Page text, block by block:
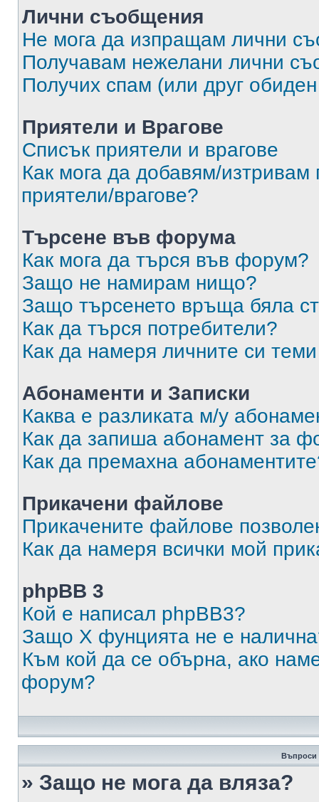
Лични съобщения
Не мога да изпращам лични
Получавам нежелани лични
Получих спам (или друг
Приятели и Врагове
Списък приятели и врагове
Как мога да добавям/изтривам
приятели/врагове?
Търсене във форума
Как мога да търся във форум?
Защо не намирам нищо?
Защо търсенето връща бяла
Как да търся потребители?
Как да намеря личните си
Абонаменти и Записки
Каква е разликата м/у
Как да запиша абонамент за
Как да премахна
Прикачени файлове
Прикачените файлове
Как да намеря всички мой
phpBB 3
Кой е написал phpBB3?
Защо X фунцията не е
Към кой да се обърна, ако
форум?
Въпроси
» Защо не мога да вляза?